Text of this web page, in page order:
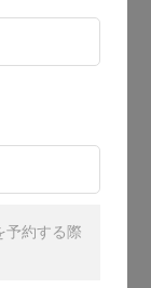
予約する際